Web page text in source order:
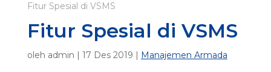
Fitur Spesial di VSMS
Fitur Spesial di VSMS
oleh admin | 17 Des 2019 | Manajemen Armada